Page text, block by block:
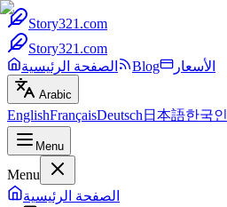
Story321.com
Story321.com
الصفحة الرئيسية
Blog الأسعار
Arabic
EnglishFrançaisDeutsch 日本語한국인
Menu
Menu
الصفحة الرئيسية